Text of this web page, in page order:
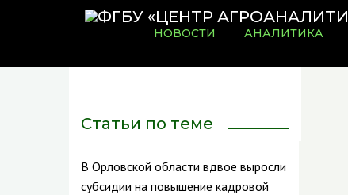
НОВОСТИ АНАЛИТИКА
Статьи по теме
В Орловской области вдвое выросли
субсидии на повышение кадровой